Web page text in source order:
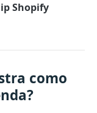
Shopify
como